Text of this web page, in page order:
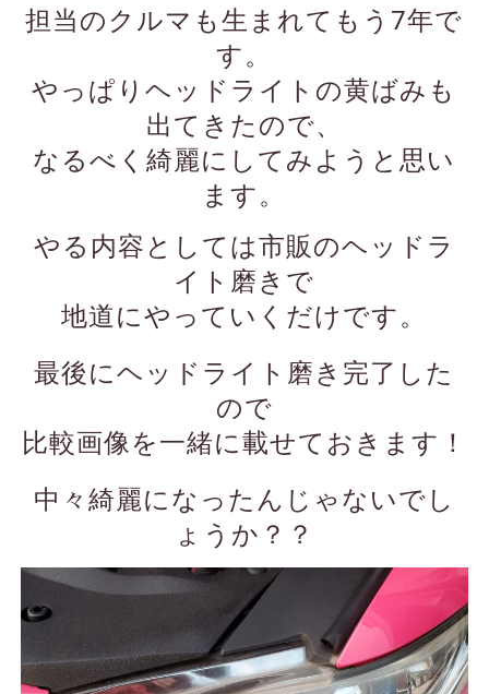
担当のクルマも生まれてもう7年で
す。
やっぱりヘッドライトの黄ばみも
出てきたので、
なるべく綺麗にしてみようと思い
ます。
やる内容としては市販のヘッドラ
イト磨きで
地道にやっていくだけです。
最後にヘッドライト磨き完了した
ので
比較画像を一緒に載せておきます！
中々綺麗になったんじゃないでし
ょうか？？